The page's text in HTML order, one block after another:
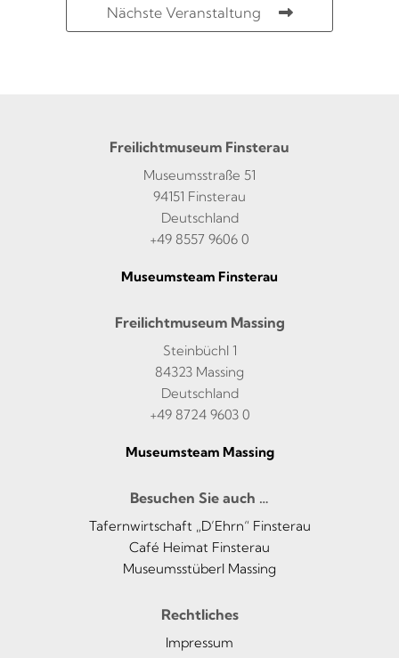
Nächste Veranstaltung
Freilichtmuseum Finsterau
Museumsstraße 51
94151 Finsterau
Deutschland
+49 8557 9606 0
Museumsteam Finsterau
Freilichtmuseum Massing
Steinbüchl 1
84323 Massing
Deutschland
+49 8724 9603 0
Museumsteam Massing
Besuchen Sie auch …
Tafernwirtschaft „D’Ehrn“ Finsterau
Café Heimat Finsterau
Museumsstüberl Massing
Rechtliches
Impressum